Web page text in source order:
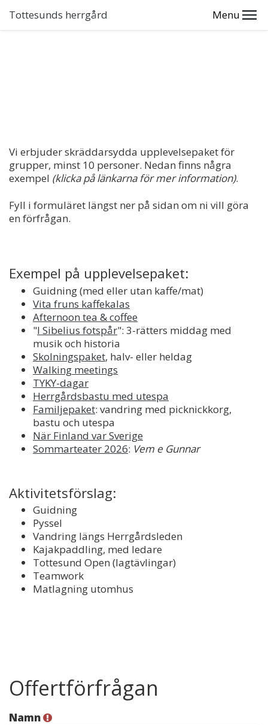
Tottesunds herrgård Menu
Vi erbjuder skräddarsydda upplevelsepaket för
grupper, minst 10 personer. Nedan finns några
exempel (klicka på länkarna för mer information).
Fyll i formuläret längst ner på sidan om ni vill göra
en förfrågan.
Exempel på upplevelsepaket:
Guidning (med eller utan kaffe/mat)
Vita fruns kaffekalas
Afternoon tea & coffee
"I Sibelius fotspår": 3-rätters middag med
musik och historia
Skolningspaket, halv- eller heldag
Walking meetings
TYKY-dagar
Herrgårdsbastu med utespa
Familjepaket: vandring med picknickkorg,
bastu och utespa
När Finland var Sverige
Sommarteater 2026: Vem e Gunnar
Aktivitetsförslag:
Guidning
Pyssel
Vandring längs Herrgårdsleden
Kajakpaddling, med ledare
Tottesund Open (lagtävlingar)
Teamwork
Matlagning utomhus
Offertförfrågan
Namn